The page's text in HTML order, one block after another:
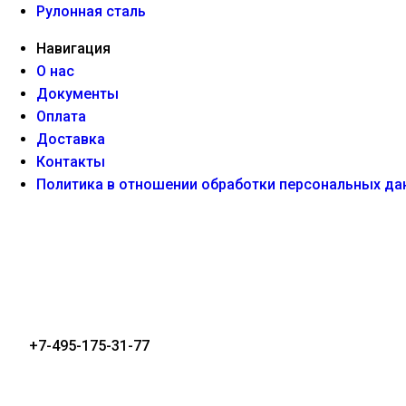
Рулонная сталь
Навигация
О нас
Документы
Оплата
Доставка
Контакты
Политика в отношении обработки персональных
+7-495-175-31-77